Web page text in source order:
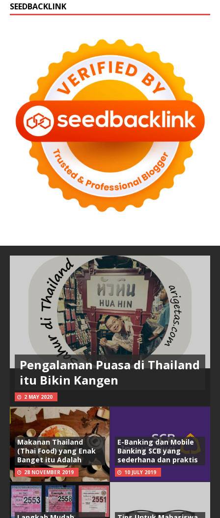
SEEDBACKLINK
Pengalaman Puasa di Thailand
itu Bikin Kangen
2 MAY 2020
Makanan Thailand
(Thai Food) yang Enak
Banget itu Adalah
28 NOVEMBER 2019
E-Banking dan Mobile
Banking SCB yang
sederhana dan praktis
10 JULY 2019